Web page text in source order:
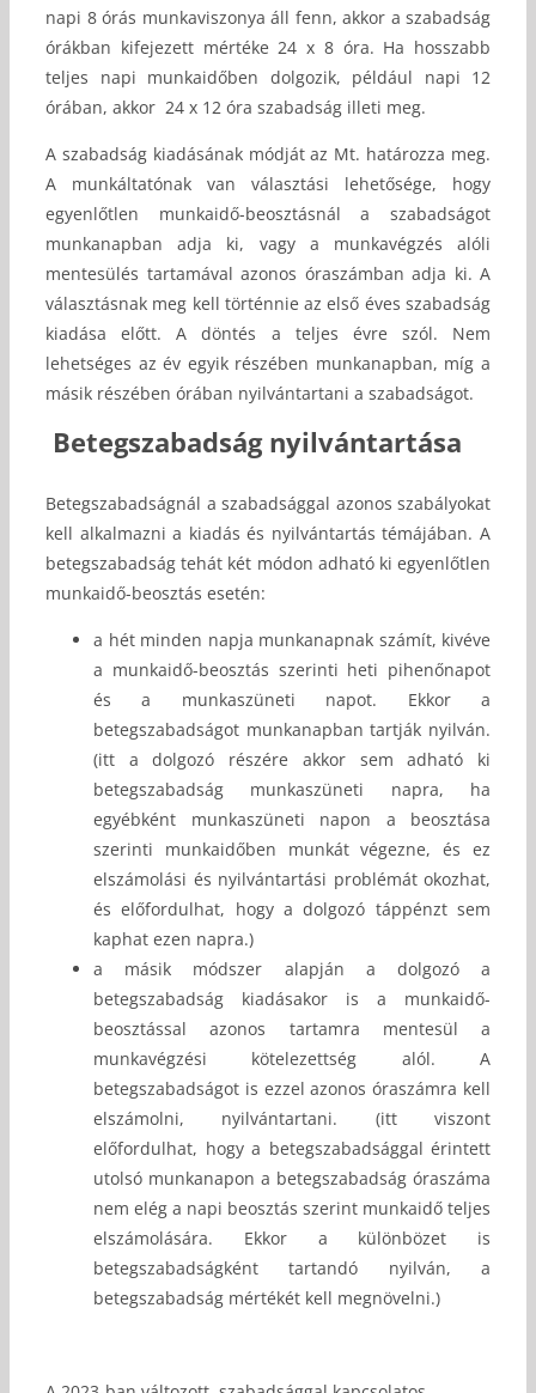
napi 8 órás munkaviszonya áll fenn, akkor a szabadság
órákban kifejezett mértéke 24 x 8 óra. Ha hosszabb
teljes napi munkaidőben dolgozik, például napi 12
órában, akkor 24 x 12 óra szabadság illeti meg.
A szabadság kiadásának módját az Mt. határozza meg.
A munkáltatónak van választási lehetősége, hogy
egyenlőtlen munkaidő-beosztásnál a szabadságot
munkanapban adja ki, vagy a munkavégzés alóli
mentesülés tartamával azonos óraszámban adja ki. A
választásnak meg kell történnie az első éves szabadság
kiadása előtt. A döntés a teljes évre szól. Nem
lehetséges az év egyik részében munkanapban, míg a
másik részében órában nyilvántartani a szabadságot.
Betegszabadság nyilvántartása
Betegszabadságnál a szabadsággal azonos szabályokat
kell alkalmazni a kiadás és nyilvántartás témájában. A
betegszabadság tehát két módon adható ki egyenlőtlen
munkaidő-beosztás esetén:
a hét minden napja munkanapnak számít, kivéve
a munkaidő-beosztás szerinti heti pihenőnapot
és a munkaszüneti napot. Ekkor a
betegszabadságot munkanapban tartják nyilván.
(itt a dolgozó részére akkor sem adható ki
betegszabadság munkaszüneti napra, ha
egyébként munkaszüneti napon a beosztása
szerinti munkaidőben munkát végezne, és ez
elszámolási és nyilvántartási problémát okozhat,
és előfordulhat, hogy a dolgozó táppénzt sem
kaphat ezen napra.)
a másik módszer alapján a dolgozó a
betegszabadság kiadásakor is a munkaidő-
beosztással azonos tartamra mentesül a
munkavégzési kötelezettség alól. A
betegszabadságot is ezzel azonos óraszámra kell
elszámolni, nyilvántartani. (itt viszont
előfordulhat, hogy a betegszabadsággal érintett
utolsó munkanapon a betegszabadság óraszáma
nem elég a napi beosztás szerint munkaidő teljes
elszámolására. Ekkor a különbözet is
betegszabadságként tartandó nyilván, a
betegszabadság mértékét kell megnövelni.)